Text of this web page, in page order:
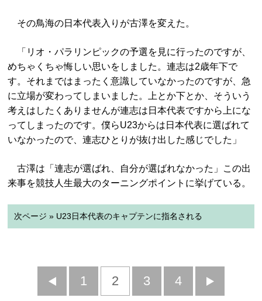
その鳥海の日本代表入りが古澤を変えた。
「リオ・パラリンピックの予選を見に行ったのですが、
めちゃくちゃ悔しい思いをしました。連志は2歳年下で
す。それまではまったく意識していなかったのですが、急
に立場が変わってしまいました。上とか下とか、そういう
考えはしたくありませんが連志は日本代表ですから上にな
ってしまったのです。僕らU23からは日本代表に選ばれて
いなかったので、連志ひとりが抜け出した感じでした」
古澤は「連志が選ばれ、自分が選ばれなかった」この出
来事を競技人生最大のターニングポイントに挙げている。
次ページ » U23日本代表のキャプテンに指名される
前
1 2 3 4